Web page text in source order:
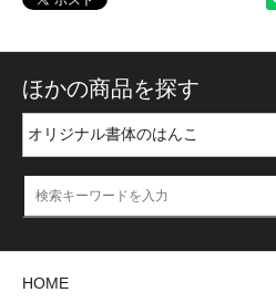
ほかの商品を探す
HOME